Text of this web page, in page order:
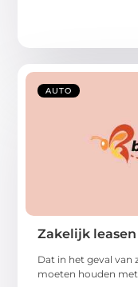
AUTO
Zakelijk
Dat in het geval van
moeten houden met